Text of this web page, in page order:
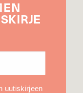
uutiskirjeen